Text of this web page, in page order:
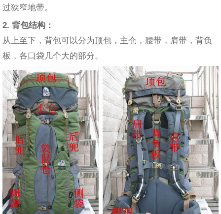
过狭窄地带。
2. 背包结构：
从上至下，背包可以分为顶包，主仓，腰带，肩带，背负
板，各口袋几个大的部分。